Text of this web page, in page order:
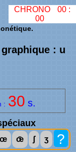
: u
: 30 s.
CHRONO 00:
00
œ œ̃ ʃ ʒ ?